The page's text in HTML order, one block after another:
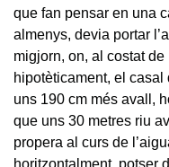
que fan pensar en una
almenys, devia portar
migjorn, on, al costat
hipotèticament, el
uns 190 cm més avall,
que uns 30 metres riu
propera al curs de
horitzontalment, potser